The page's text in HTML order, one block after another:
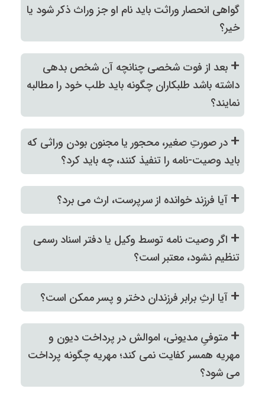
گواهی انحصار وراثت باید نام او جز وراث ذکر شود یا
خیر؟
+ بعد از فوت شخصی چنانچه آن شخص بدهی
داشته باشد طلبکاران چگونه باید طلب خود را مطالبه
نمایند؟
+ در صورتِ صغیر، محجور یا مجنون بودن وراثی که
باید وصیت-نامه را تنفیذ کنند، چه باید کرد؟
+ آیا فرزند خوانده از سرپرست، ارث می برد؟
+ اگر وصیت نامه توسط وکیل یا دفتر اسناد رسمی
تنظیم نشود، معتبر است؟
+ آیا ارثِ برابر فرزندان دختر و پسر ممکن است؟
+ متوفیِ مدیونی، اموالش در پرداخت دیون و
مهریه همسر کفایت نمی کند؛ مهریه چگونه پرداخت
می شود؟